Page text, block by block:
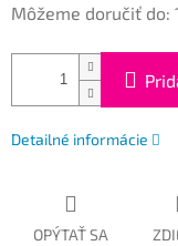
Môžeme doručiť do:
Detailné informácie
OPÝTAŤ SA